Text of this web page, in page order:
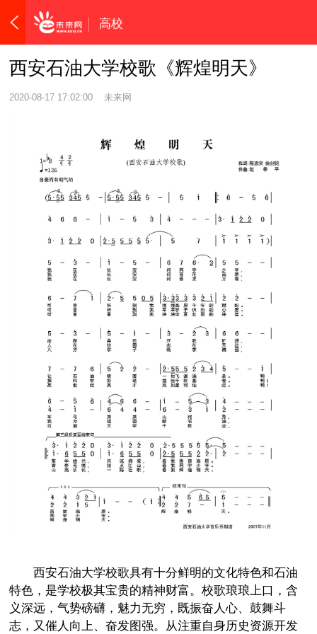
高校
西安石油大学校歌《辉煌明天》
2020-08-17 17:02:00 未来网
西安石油大学校歌具有十分鲜明的文化特色和石油
特色，是学校极其宝贵的精神财富。校歌琅琅上口，含
义深远，气势磅礴，魅力无穷，既振奋人心、鼓舞斗
志，又催人向上、奋发图强。从注重自身历史资源开发